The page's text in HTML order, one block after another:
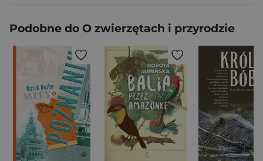
Podobne do O zwierzętach i przyrodzie